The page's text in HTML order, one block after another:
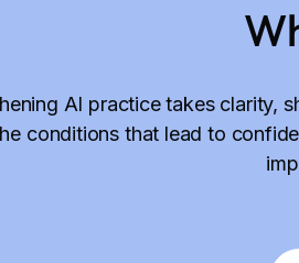
AI practice takes clarity,
conditions that lead to